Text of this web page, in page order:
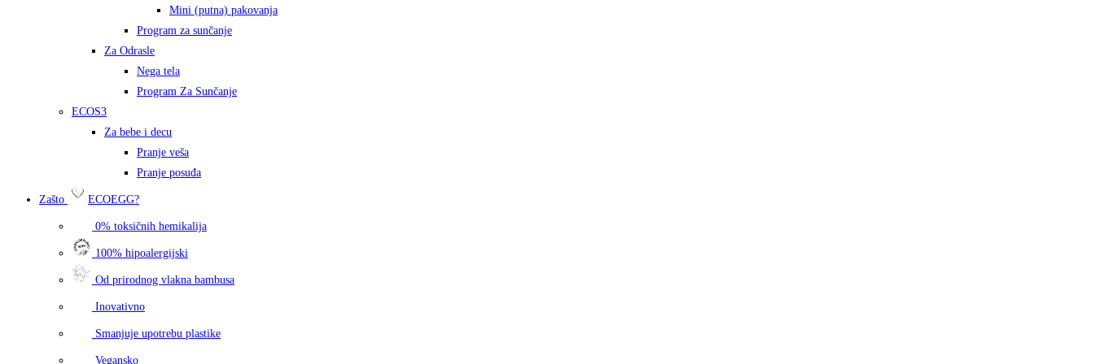
Mini (putna) pakovanja
Program za sunčanje
Za Odrasle
Nega tela
Program Za Sunčanje
ECOS3
Za bebe i decu
Pranje veša
Pranje posuđa
Zašto ECOEGG?
0% toksičnih hemikalija
100% hipoalergijski
Od prirodnog vlakna bambusa
Inovativno
Smanjuje upotrebu plastike
Vegansko